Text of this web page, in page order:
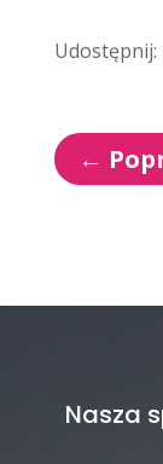
Udostępnij:
←
Nasza